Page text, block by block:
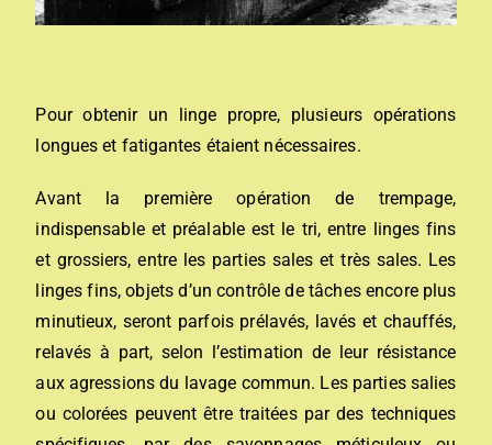
Pour obtenir un linge propre, plusieurs opérations
longues et fatigantes étaient nécessaires.
Avant la première opération de trempage,
indispensable et préalable est le tri, entre linges fins
et grossiers, entre les parties sales et très sales. Les
linges fins, objets d’un contrôle de tâches encore plus
minutieux, seront parfois prélavés, lavés et chauffés,
relavés à part, selon l’estimation de leur résistance
aux agressions du lavage commun. Les parties salies
ou colorées peuvent être traitées par des techniques